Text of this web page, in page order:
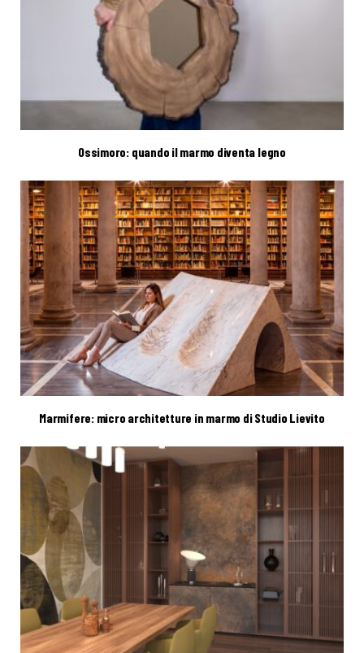
Ossimoro: quando il marmo diventa legno
Marmifere: micro architetture in marmo di Studio Lievito